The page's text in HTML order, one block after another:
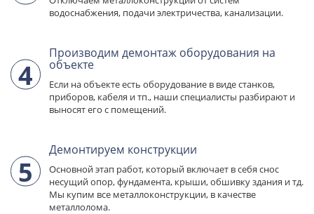
водоснабжения, подачиэлектричества, канализации.
4
Производим демонтаж оборудования на
объекте
Если на объекте есть оборудование в видестанков,
приборов, кабеля и тп., нашиспециалисты разбирают и
выносятего с помещений.
5
Демонтируем конструкции
Основной этап работ, который включает в себя снос
несущий опор, фундамента, крыши, обшивку здания и тд.
Мы купим все металлоконструкции, в качестве
металлолома.